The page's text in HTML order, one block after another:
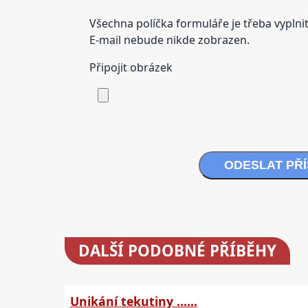
Všechna políčka formuláře je třeba
E-mail nebude nikde zobrazen.
Připojit obrázek
ODESLAT
DALŠÍ PODOBNÉ PŘÍBĚHY
Unikání tekutiny ......